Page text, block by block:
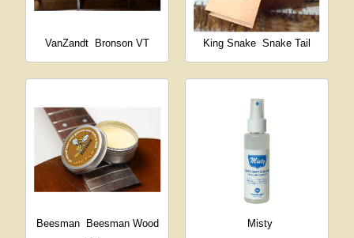
VanZandt Bronson VT King Snake Snake Tail
Beesman
Beesman Wood
Misty